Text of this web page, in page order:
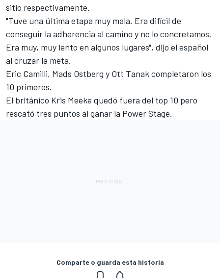
sitio respectivamente.
"Tuve una última etapa muy mala. Era difícil de
conseguir la adherencia al camino y no lo concretamos.
Era muy, muy lento en algunos lugares", dijo el español
al cruzar la meta.
Eric Camilli, Mads Ostberg y Ott Tanak completaron los
10 primeros.
El británico Kris Meeke quedó fuera del top 10 pero
rescató tres puntos al ganar la Power Stage.
Comparte o guarda esta historia